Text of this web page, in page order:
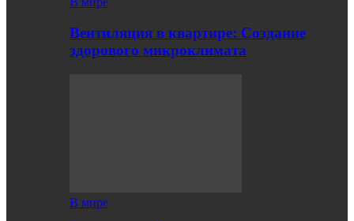
Вентиляция в квартире: Создание
здорового микроклимата
В мире